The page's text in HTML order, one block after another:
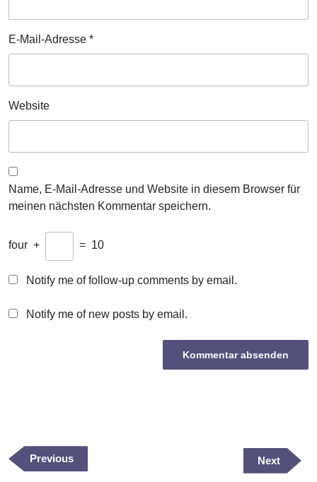
E-Mail-Adresse *
Website
Name, E-Mail-Adresse und Website in diesem Browser für
meinen nächsten Kommentar speichern.
four + = 10
Notify me of follow-up comments by email.
Notify me of new posts by email.
Previous
Post
Previous
Next
Post
Next